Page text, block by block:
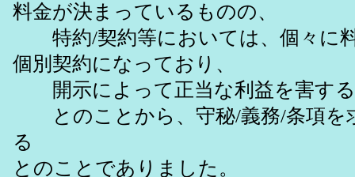
料金が決まっているものの、
特約/契約等においては、個々に
個別契約になっており、
開示によって正当な利益を害す
とのことから、守秘/義務/条項を
る
とのことでありました。